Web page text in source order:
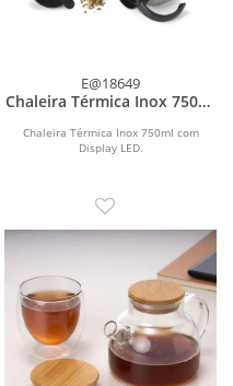
E@18649
Chaleira Térmica Inox 750ml
Chaleira Térmica Inox 750ml com
Display LED.